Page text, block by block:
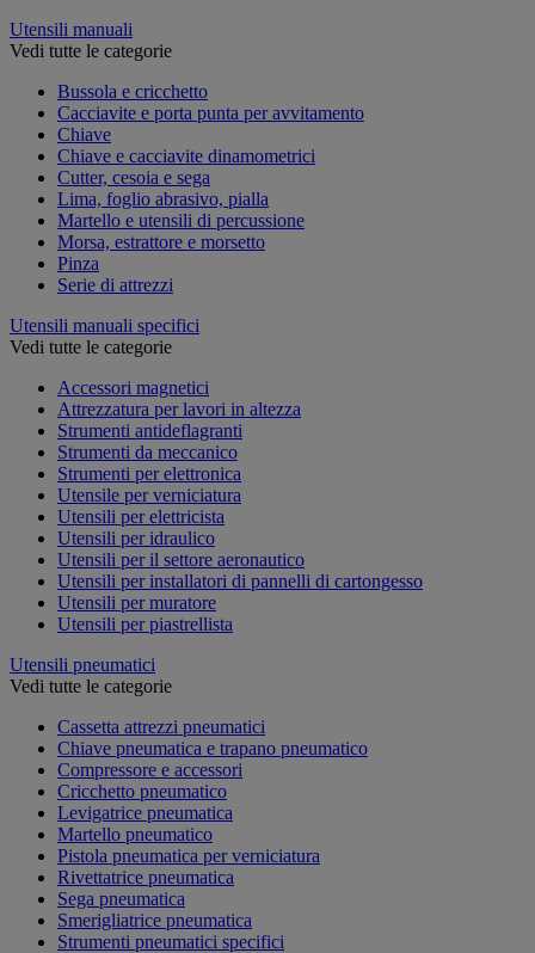
Utensili manuali
Vedi tutte le categorie
Bussola e cricchetto
Cacciavite e porta punta per avvitamento
Chiave
Chiave e cacciavite dinamometrici
Cutter, cesoia e sega
Lima, foglio abrasivo, pialla
Martello e utensili di percussione
Morsa, estrattore e morsetto
Pinza
Serie di attrezzi
Utensili manuali specifici
Vedi tutte le categorie
Accessori magnetici
Attrezzatura per lavori in altezza
Strumenti antideflagranti
Strumenti da meccanico
Strumenti per elettronica
Utensile per verniciatura
Utensili per elettricista
Utensili per idraulico
Utensili per il settore aeronautico
Utensili per installatori di pannelli di cartongesso
Utensili per muratore
Utensili per piastrellista
Utensili pneumatici
Vedi tutte le categorie
Cassetta attrezzi pneumatici
Chiave pneumatica e trapano pneumatico
Compressore e accessori
Cricchetto pneumatico
Levigatrice pneumatica
Martello pneumatico
Pistola pneumatica per verniciatura
Rivettatrice pneumatica
Sega pneumatica
Smerigliatrice pneumatica
Strumenti pneumatici specifici